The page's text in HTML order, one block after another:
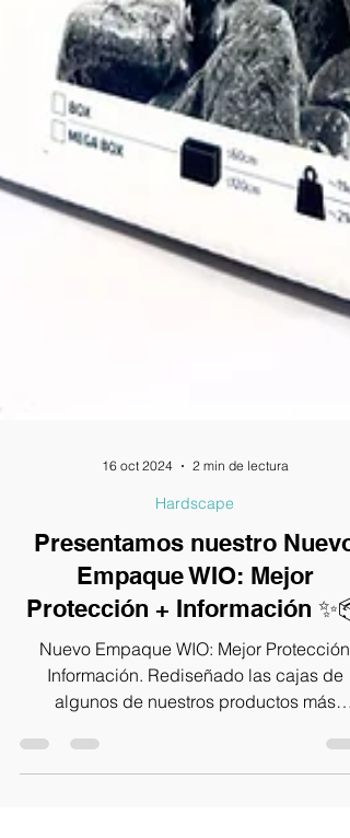
16 oct 2024 2 min de lectura
Hardscape
Presentamos nuestro Nuevo
Empaque WIO: Mejor
Protección + Información ✨📦
Nuevo Empaque WIO: Mejor Protección
algunos de nuestros productos más
populares Rocas y Boulders Kits.